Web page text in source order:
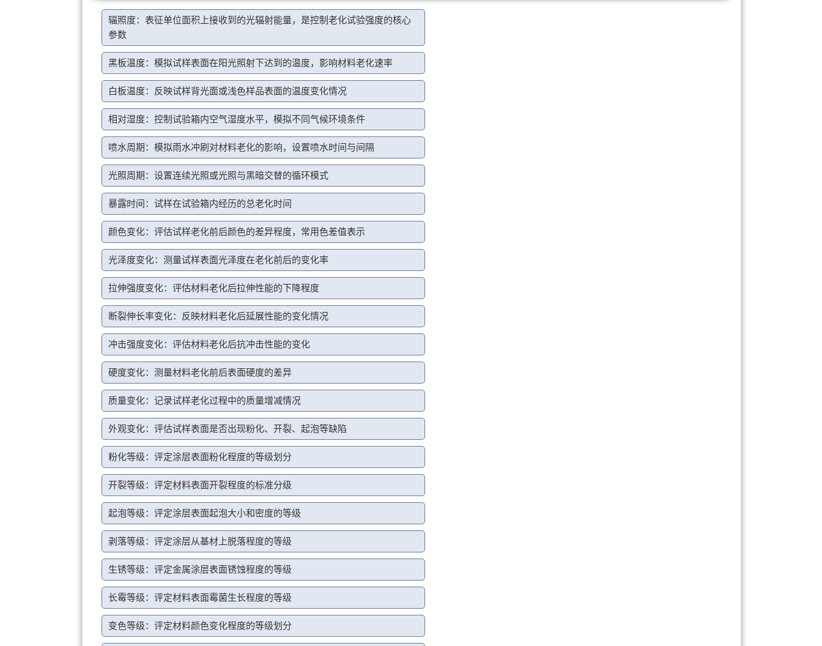
辐照度：表征单位面积上接收到的光辐射能量，是控制老化试验强度的核心
参数
黑板温度：模拟试样表面在阳光照射下达到的温度，影响材料老化速率
白板温度：反映试样背光面或浅色样品表面的温度变化情况
相对湿度：控制试验箱内空气湿度水平，模拟不同气候环境条件
喷水周期：模拟雨水冲刷对材料老化的影响，设置喷水时间与间隔
光照周期：设置连续光照或光照与黑暗交替的循环模式
暴露时间：试样在试验箱内经历的总老化时间
颜色变化：评估试样老化前后颜色的差异程度，常用色差值表示
光泽度变化：测量试样表面光泽度在老化前后的变化率
拉伸强度变化：评估材料老化后拉伸性能的下降程度
断裂伸长率变化：反映材料老化后延展性能的变化情况
冲击强度变化：评估材料老化后抗冲击性能的变化
硬度变化：测量材料老化前后表面硬度的差异
质量变化：记录试样老化过程中的质量增减情况
外观变化：评估试样表面是否出现粉化、开裂、起泡等缺陷
粉化等级：评定涂层表面粉化程度的等级划分
开裂等级：评定材料表面开裂程度的标准分级
起泡等级：评定涂层表面起泡大小和密度的等级
剥落等级：评定涂层从基材上脱落程度的等级
生锈等级：评定金属涂层表面锈蚀程度的等级
长霉等级：评定材料表面霉菌生长程度的等级
变色等级：评定材料颜色变化程度的等级划分